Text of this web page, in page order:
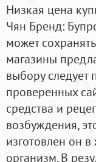
Низкая цена
Чян Бренд:
может
магазины
выбору следует
проверенных
средства и
возбуждения,
изготовлен он
организм. В